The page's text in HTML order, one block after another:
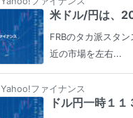
米ドル/円は、
FRBのタカ派スタ
近の市場を左右...
Yahoo!ファイナンス
ドル円一時１